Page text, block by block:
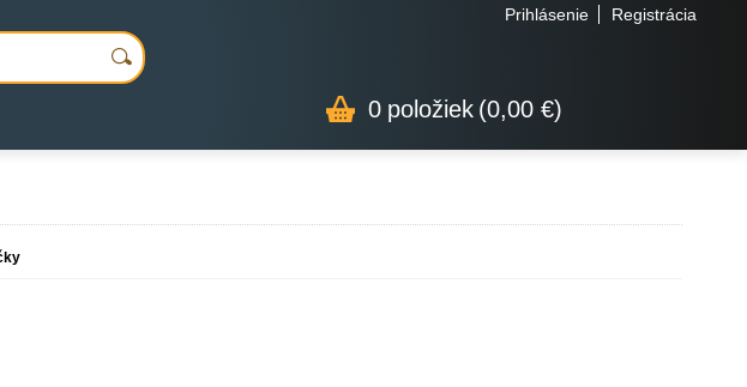
Prihlásenie Registrácia
0 položiek (0,00 €)